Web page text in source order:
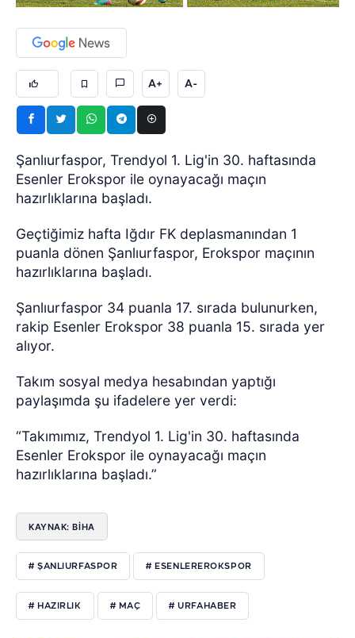
A+ A-
Şanlıurfaspor, Trendyol 1. Lig'in 30. haftasında
Esenler Erokspor ile oynayacağı maçın
hazırlıklarına başladı.
Geçtiğimiz hafta Iğdır FK deplasmanından 1
puanla dönen Şanlıurfaspor, Erokspor maçının
hazırlıklarına başladı.
Şanlıurfaspor 34 puanla 17. sırada bulunurken,
rakip Esenler Erokspor 38 puanla 15. sırada yer
alıyor.
Takım sosyal medya hesabından yaptığı
paylaşımda şu ifadelere yer verdi:
“Takımımız, Trendyol 1. Lig'in 30. haftasında
Esenler Erokspor ile oynayacağı maçın
hazırlıklarına başladı.”
KAYNAK: BİHA
# ŞANLIURFASPOR # ESENLEREROKSPOR
# HAZIRLIK # MAÇ # URFAHABER